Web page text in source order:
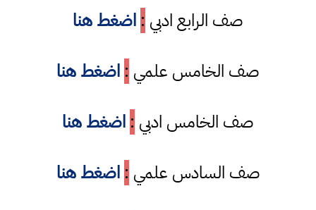
صف الرابع ادبي : اضغط هنا
صف الخامس علمي : اضغط هنا
صف الخامس ادبي : اضغط هنا
صف السادس علمي : اضغط هنا